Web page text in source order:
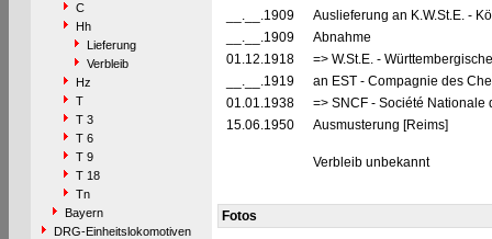
C
Hh
Lieferung
Verbleib
Hz
T
T 3
T 6
T 9
T 18
Tn
Bayern
DRG-Einheitslokomotiven
__.__.1909
Auslieferung an K.W.St.E. -
__.__.1909
Abnahme
01.12.1918
=> W.St.E. -
__.__.1919
an EST - Compagnie des
01.01.1938
=> SNCF - Société
15.06.1950
Ausmusterung [Reims]
Verbleib unbekannt
Fotos